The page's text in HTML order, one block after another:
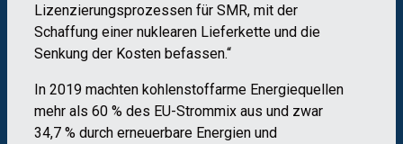
Lizenzierungsprozessen für SMR, mit der
Schaffung einer nuklearen Lieferkette und die
Senkung der Kosten befassen.“
In 2019 machten kohlenstoffarme Energiequellen
mehr als 60 % des EU-Strommix aus und zwar
34,7 % durch erneuerbare Energien und